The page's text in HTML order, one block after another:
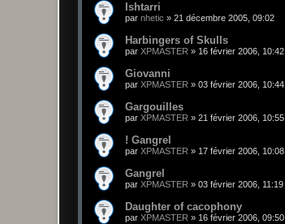
Ishtarri
par nhetic » 21 décembre 2005, 09:02
Harbingers of Skulls
par XPMASTER » 16 février 2006, 10:42
Giovanni
par XPMASTER » 03 février 2006, 10:44
Gargouilles
par XPMASTER » 21 février 2006, 10:55
! Gangrel
par XPMASTER » 17 février 2006, 10:08
Gangrel
par XPMASTER » 03 février 2006, 11:19
Daughter of cacophony
par XPMASTER » 16 février 2006, 09:50